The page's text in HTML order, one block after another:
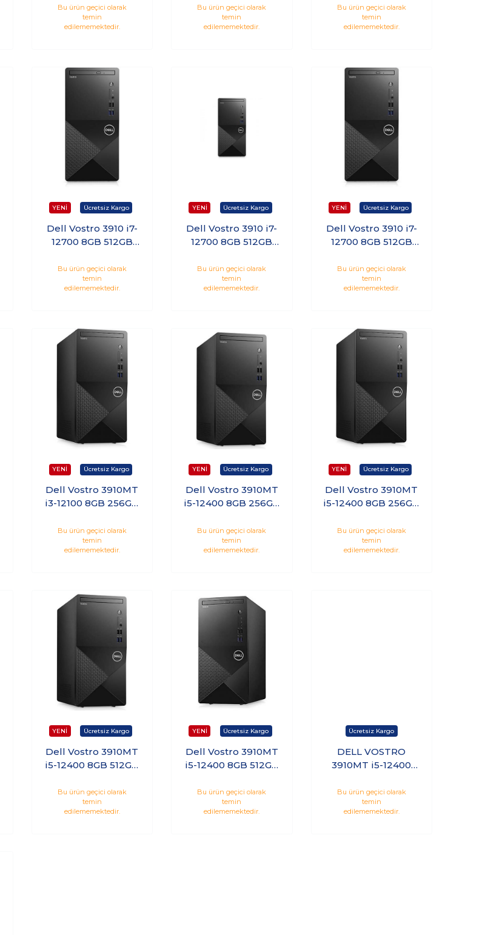
Bu ürün geçici olarak
temin
edilememektedir.
N7519VDT3910
Bu ürün geçici olarak
temin
edilememektedir.
Bu ürün geçici olarak
temin
edilememektedir.
Dell Vostro 3910 i7-
12700 8GB 512GB
N7600VDT3910EME1
_U
Bu ürün geçici olarak
temin
edilememektedir.
Dell Vostro 3910 i7-
12700 8GB 512GB
Masaüstü Bilgisayar
N7600VDT3910WP
Bu ürün geçici olarak
temin
edilememektedir.
Dell Vostro 3910 i7-
12700 8GB 512GB
N7600VDT3910
Bu ürün geçici olarak
temin
edilememektedir.
Dell Vostro 3910MT
i3-12100 8GB 256GB
Bu ürün geçici olarak
temin
edilememektedir.
Dell Vostro 3910MT
i5-12400 8GB 256GB
N7505VDT3910EME
A_U
Bu ürün geçici olarak
temin
edilememektedir.
Dell Vostro 3910MT
i5-12400 8GB 256GB
N7505VDT3910_U
Bu ürün geçici olarak
temin
edilememektedir.
Dell Vostro 3910MT
i5-12400 8GB 512GB
N7519VDT3910EME
A_U
Bu ürün geçici olarak
temin
edilememektedir.
Dell Vostro 3910MT
i5-12400 8GB 512GB
N7519VDT3910_U
Bu ürün geçici olarak
temin
edilememektedir.
DELL VOSTRO
3910MT i5-12400
W11P
N7519VDT3910EME1
Bu ürün geçici olarak
temin
edilememektedir.